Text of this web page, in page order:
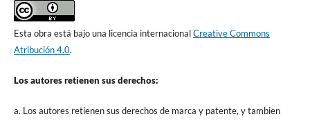
Esta obra está bajo una licencia internacionalCreative Commons
Atribución 4.0.
Los autores retienen sus derechos:
a. Los autores retienen sus derechos de marca y patente, y tambien